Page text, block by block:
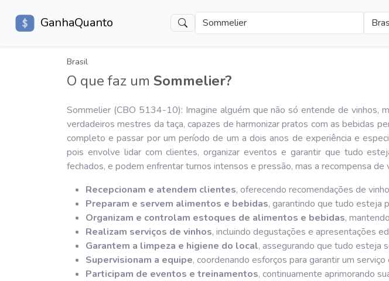
GanhaQuanto Sommelier
Brasil
O que faz um Sommelier?
Sommelier (CBO 5134-10): Imagine alguém que não só entende de vinhos,
verdadeiros mestres da taça, capazes de harmonizar pratos com as bebidas
completo e passar por um período de um a dois anos de experiência e
pois envolve lidar com clientes, organizar eventos e garantir que tudo
fechados, e podem enfrentar turnos intensos e pressão, mas a recompensa
Recepcionam e atendem clientes, oferecendo recomendações de
Preparam e servem alimentos e bebidas, garantindo que tudo esteja
Organizam e controlam estoques de alimentos e bebidas,
Realizam serviços de vinhos, incluindo degustações e apresentações
Garantem a limpeza e higiene do local, assegurando que tudo esteja
Supervisionam a equipe, coordenando esforços para garantir um serviço
Participam de eventos e treinamentos, continuamente aprimorando